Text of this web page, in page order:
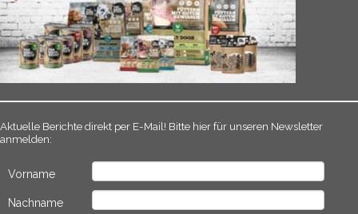
Aktuelle Berichte direkt per E-Mail! Bitte hier für unseren Newsletter
anmelden:
Vorname
Nachname